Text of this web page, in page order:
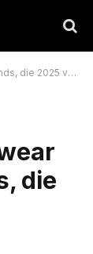
viral gehen
die